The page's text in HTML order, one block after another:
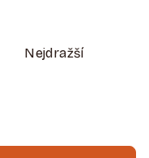
Nejdražší